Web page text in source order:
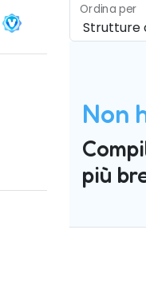
Ordina per
Non
più